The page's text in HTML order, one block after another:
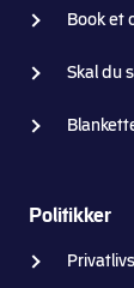
Book et
Skal du
Politikker